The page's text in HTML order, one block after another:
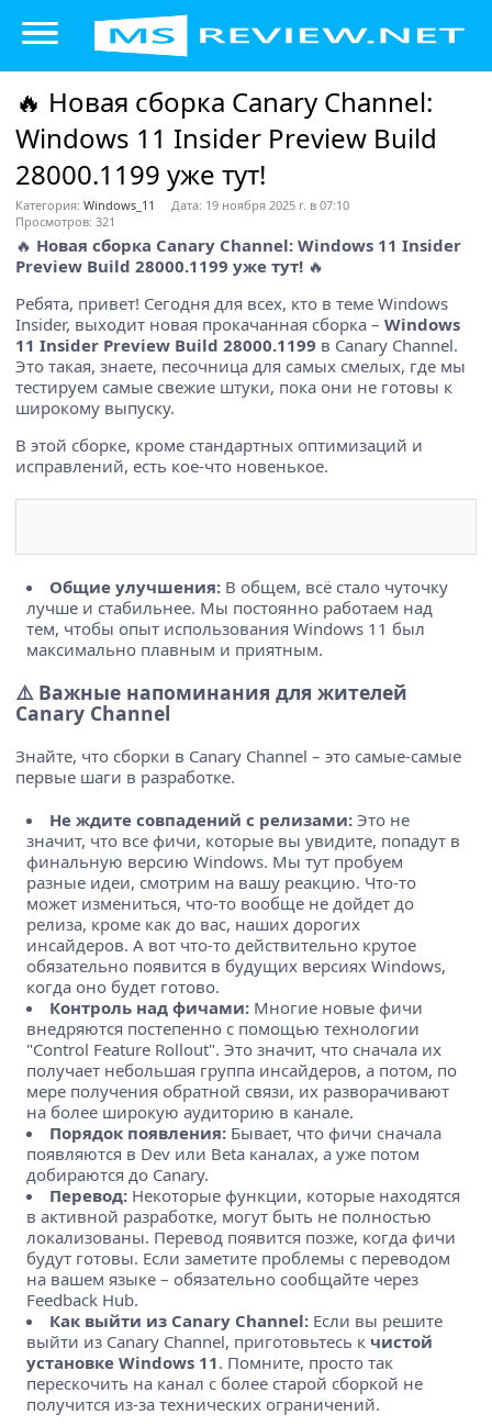
🔥 Новая сборка Canary Channel:
Windows 11 Insider Preview Build
28000.1199 уже тут!
Категория: Windows_11
Дата: 19 ноября 2025 г. в 07:10
Просмотров: 321
🔥 Новая сборка Canary Channel: Windows 11 Insider
Preview Build 28000.1199 уже тут! 🔥
Ребята, привет! Сегодня для всех, кто в теме Windows
Insider, выходит новая прокачанная сборка – Windows
11 Insider Preview Build 28000.1199 в Canary Channel.
Это такая, знаете, песочница для самых смелых, где мы
тестируем самые свежие штуки, пока они не готовы к
широкому выпуску.
В этой сборке, кроме стандартных оптимизаций и
исправлений, есть кое-что новенькое.
Общие улучшения: В общем, всё стало чуточку
лучше и стабильнее. Мы постоянно работаем над
тем, чтобы опыт использования Windows 11 был
максимально плавным и приятным.
⚠️ Важные напоминания для жителей
Canary Channel
Знайте, что сборки в Canary Channel – это самые-самые
первые шаги в разработке.
Не ждите совпадений с релизами: Это не
значит, что все фичи, которые вы увидите, попадут в
финальную версию Windows. Мы тут пробуем
разные идеи, смотрим на вашу реакцию. Что-то
может измениться, что-то вообще не дойдет до
релиза, кроме как до вас, наших дорогих
инсайдеров. А вот что-то действительно крутое
обязательно появится в будущих версиях Windows,
когда оно будет готово.
Контроль над фичами: Многие новые фичи
внедряются постепенно с помощью технологии
"Control Feature Rollout". Это значит, что сначала их
получает небольшая группа инсайдеров, а потом, по
мере получения обратной связи, их разворачивают
на более широкую аудиторию в канале.
Порядок появления: Бывает, что фичи сначала
появляются в Dev или Beta каналах, а уже потом
добираются до Canary.
Перевод: Некоторые функции, которые находятся
в активной разработке, могут быть не полностью
локализованы. Перевод появится позже, когда фичи
будут готовы. Если заметите проблемы с переводом
на вашем языке – обязательно сообщайте через
Feedback Hub.
Как выйти из Canary Channel: Если вы решите
выйти из Canary Channel, приготовьтесь к чистой
установке Windows 11. Помните, просто так
перескочить на канал с более старой сборкой не
получится из-за технических ограничений.